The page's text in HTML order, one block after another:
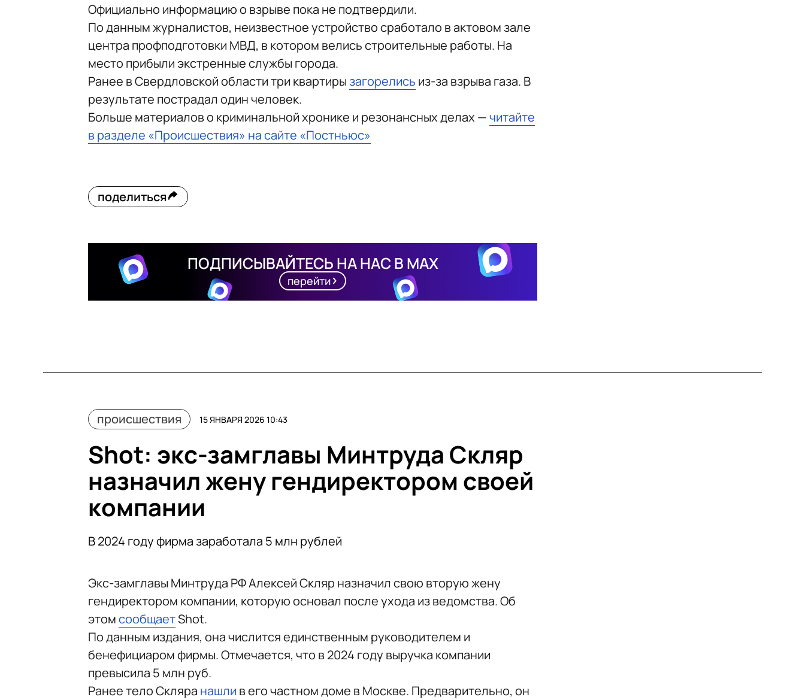
Официально информацию о взрыве пока не подтвердили.
По данным журналистов, неизвестное устройство сработало в актовом зале
центра профподготовки МВД, в котором велись строительные работы. На
место прибыли экстренные службы города.
Ранее в Свердловской области три квартирызагорелись из-за взрыва газа. В
результате пострадал один человек.
Больше материалов о криминальной хронике и резонансных делах —читайте
в разделе «Происшествия» на сайте «Постньюс»
поделиться
ПОДПИСЫВАЙТЕСЬ НА НАС В MAX
перейти
происшествия 15 ЯНВАРЯ 2026 10:43
Shot: экс-замглавы Минтруда Скляр
назначил жену гендиректором своей
компании
В 2024 году фирма заработала 5 млн рублей
Экс-замглавы Минтруда РФ Алексей Скляр назначил свою вторую жену
гендиректором компании, которую основал после ухода из ведомства. Об
этомсообщаетShot.
По данным издания, она числится единственным руководителем и
бенефициаром фирмы. Отмечается, что в 2024 году выручка компании
превысила 5 млн руб.
Ранее тело Скляра нашли в его частном доме в Москве. Предварительно, он